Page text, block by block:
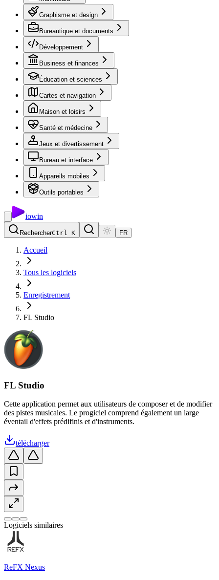
Graphisme et design
Bureautique et documents
Développement
Business et finances
Éducation et sciences
Cartes et navigation
Maison et loisirs
Santé et médecine
Jeux et divertissement
Bureau et interface
Appareils mobiles
Outils portables
iowin
RechercherCtrl K FR
Accueil
Tous les logiciels
Enregistrement
FL Studio
FL Studio
Cette application permet aux utilisateurs de composer et de modifier
des pistes musicales. Le progiciel comprend également un large
éventail d'effets prédifinis et d'instruments.
télécharger
Logiciels similaires
ReFX Nexus